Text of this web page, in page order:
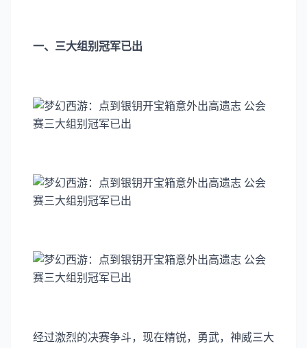
一、三大组别冠军已出
经过激烈的决赛争斗，现在精锐，勇武，神威三大